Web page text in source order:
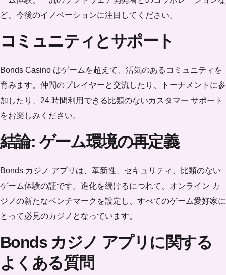
ど、今後のイノベーションに注目してください。
コミュニティとサポート
Bonds Casino はゲームを超えて、活気のあるコミュニティを
育みます。仲間のプレイヤーと交流したり、トーナメントに参
加したり、24 時間利用できる比類のないカスタマー サポート
をお楽しみください。
結論: ゲーム環境の再定義
Bonds カジノ アプリは、革新性、セキュリティ、比類のない
ゲーム体験の証です。進化を続けるにつれて、オンライン カ
ジノの新たなベンチマークを設定し、すべてのゲーム愛好家に
とって必見のカジノとなっています。
Bonds カジノ アプリに関する
よくある質問